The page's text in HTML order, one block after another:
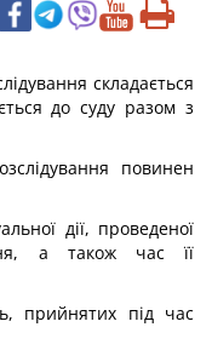
складається
до суду разом з
повинен
дії, проведеної
а також час її
прийнятих під час